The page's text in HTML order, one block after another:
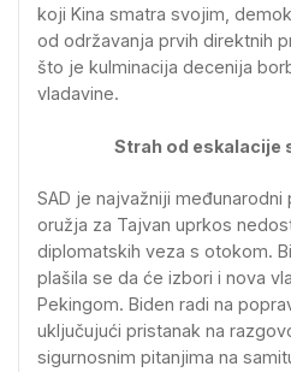
koji Kina smatra svojim,
od održavanja prvih direktnih
što je kulminacija decenija
vladavine.
Strah od eskalacije
SAD je najvažniji
oružja za Tajvan uprkos
diplomatskih veza s otokom.
plašila se da će izbori i nova
Pekingom. Biden radi na
uključujući pristanak na
sigurnosnim pitanjima na